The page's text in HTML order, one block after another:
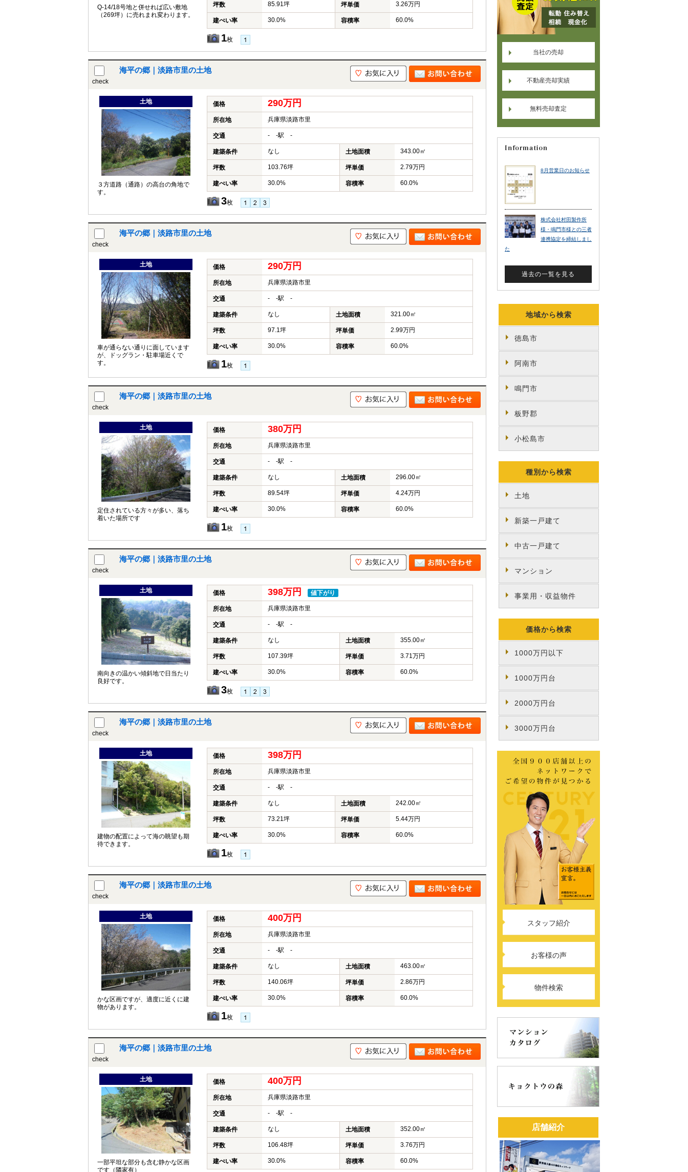
Q-14/18号地と併せれば広い敷地
（269坪）に売れまれ変わります。
坪数 85.91坪 坪単価 3.26万円
建ぺい率 30.0% 容積率 60.0%
1枚
check
海平の郷｜淡路市里の土地
土地
３方道路（通路）の高台の角地で
す。
価格 290万円
所在地 兵庫県淡路市里
交通 - -駅 -
建築条件 なし 土地面積 343.00㎡
坪数 103.76坪 坪単価 2.79万円
建ぺい率 30.0% 容積率 60.0%
3枚
check
海平の郷｜淡路市里の土地
土地
車が通らない通りに面しています
が、ドッグラン・駐車場近くで
す。
価格 290万円
所在地 兵庫県淡路市里
交通 - -駅 -
建築条件 なし 土地面積 321.00㎡
坪数 97.1坪 坪単価 2.99万円
建ぺい率 30.0% 容積率 60.0%
1枚
check
海平の郷｜淡路市里の土地
土地
定住されている方々が多い、落ち
着いた場所です
価格 380万円
所在地 兵庫県淡路市里
交通 - -駅 -
建築条件 なし 土地面積 296.00㎡
坪数 89.54坪 坪単価 4.24万円
建ぺい率 30.0% 容積率 60.0%
1枚
check
海平の郷｜淡路市里の土地
土地
南向きの温かい傾斜地で日当たり
良好です。
価格 398万円 値下がり
所在地 兵庫県淡路市里
交通 - -駅 -
建築条件 なし 土地面積 355.00㎡
坪数 107.39坪 坪単価 3.71万円
建ぺい率 30.0% 容積率 60.0%
3枚
check
海平の郷｜淡路市里の土地
土地
建物の配置によって海の眺望も期
待できます。
価格 398万円
所在地 兵庫県淡路市里
交通 - -駅 -
建築条件 なし 土地面積 242.00㎡
坪数 73.21坪 坪単価 5.44万円
建ぺい率 30.0% 容積率 60.0%
1枚
check
海平の郷｜淡路市里の土地
土地
かな区画ですが、適度に近くに建
物があります。
価格 400万円
所在地 兵庫県淡路市里
交通 - -駅 -
建築条件 なし 土地面積 463.00㎡
坪数 140.06坪 坪単価 2.86万円
建ぺい率 30.0% 容積率 60.0%
1枚
check
海平の郷｜淡路市里の土地
土地
一部平坦な部分も含む静かな区画
です（隣家有）
価格 400万円
所在地 兵庫県淡路市里
交通 - -駅 -
建築条件 なし 土地面積 352.00㎡
坪数 106.48坪 坪単価 3.76万円
建ぺい率 30.0% 容積率 60.0%
当社の売却
不動産売却実績
無料売却査定
地域から検索
徳島市
阿南市
鳴門市
板野郡
小松島市
種別から検索
土地
新築一戸建て
中古一戸建て
マンション
事業用・収益物件
価格から検索
1000万円以下
1000万円台
2000万円台
3000万円台
スタッフ紹介
お客様の声
物件検索
店舗紹介